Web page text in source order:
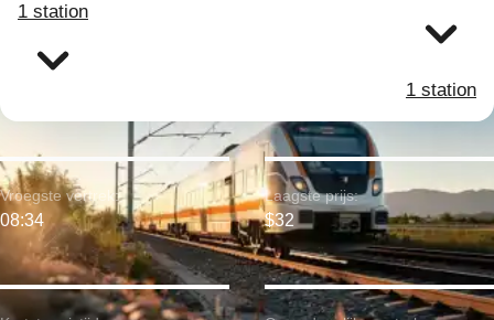
1 station
1 station
Vroegste vertrek:
08:34
Laagste prijs:
$32